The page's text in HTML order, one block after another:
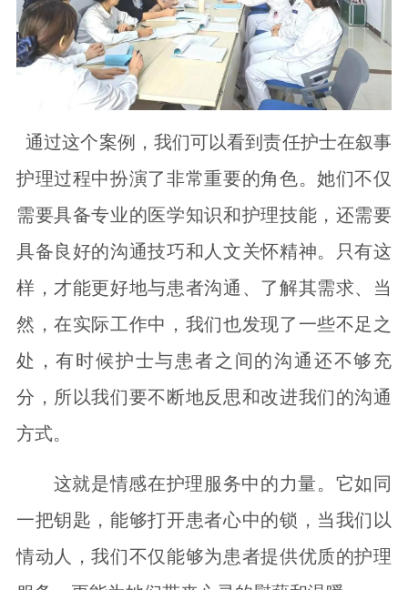
通过这个案例，我们可以看到责任护士在叙事
护理过程中扮演了非常重要的角色。她们不仅
需要具备专业的医学知识和护理技能，还需要
具备良好的沟通技巧和人文关怀精神。只有这
样，才能更好地与患者沟通、了解其需求、当
然，在实际工作中，我们也发现了一些不足之
处，有时候护士与患者之间的沟通还不够充
分，所以我们要不断地反思和改进我们的沟通
方式。
这就是情感在护理服务中的力量。它如同
一把钥匙，能够打开患者心中的锁，当我们以
情动人，我们不仅能够为患者提供优质的护理